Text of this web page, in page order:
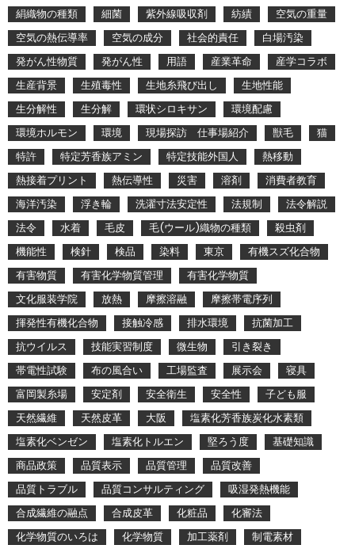
絹織物の種類
細菌 紫外線吸収剤 紡績
空気の重量
空気の熱伝導率
空気の成分 社会的責任
白場汚染
発がん性物質
発がん性 用語 産業革命
産学コラボ
生産背景
生殖毒性 生地糸飛び出し
生地性能
生分解性
生分解 環状シロキサン
環境配慮
環境ホルモン
環境 現場探訪 仕事場紹介 獣毛
猫
特許
特定芳香族アミン 特定技能外国人
熱移動
熱接着プリント
熱伝導性 災害 溶剤
消費者教育
海洋汚染
浮き輪 洗濯寸法安定性 法規制
法令解説
法令
水着 毛皮 毛(ウール)織物の種類
殺虫剤
機能性
検針 検品 染料 東京
有機スズ化合物
有害物質
有害化学物質管理
有害化学物質
文化服装学院
放熱 摩擦溶融
摩擦帯電序列
揮発性有機化合物
接触冷感 排水環境
抗菌加工
抗ウイルス
技能実習制度 微生物
引き裂き
帯電性試験
布の風合い 工場監査 展示会
寝具
富岡製糸場
安定剤 安全衛生 安全性
子ども服
天然繊維
天然皮革 大阪
塩素化芳香族炭化水素類
塩素化ベンゼン
塩素化トルエン 堅ろう度
基礎知識
商品政策
品質表示 品質管理
品質改善
品質トラブル
品質コンサルティング
吸湿発熱機能
合成繊維の融点
合成皮革 化粧品
化審法
化学物質のいろは
化学物質 加工薬剤
制電素材